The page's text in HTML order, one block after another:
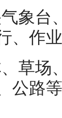
象台
、作
草场
公路